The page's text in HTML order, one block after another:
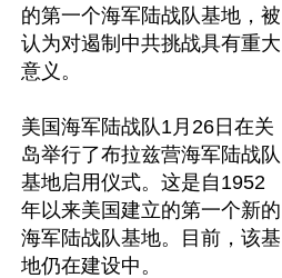
的第一个海军陆战队基地，被
认为对遏制中共挑战具有重大
意义。
美国海军陆战队1月26日在关
岛举行了布拉兹营海军陆战队
基地启用仪式。这是自1952
年以来美国建立的第一个新的
海军陆战队基地。目前，该基
地仍在建设中。